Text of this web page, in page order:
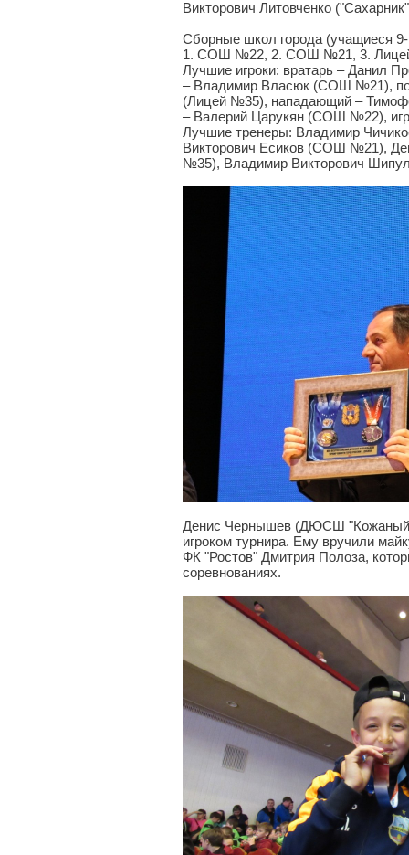
Викторович Литовченко
Сборные школ города (учащиеся
1. СОШ №22, 2. СОШ №21, 3.
Лучшие игроки: вратарь – Данил
– Владимир Власюк (СОШ №21),
(Лицей №35), нападающий –
– Валерий Царукян (СОШ №22),
Лучшие тренеры: Владимир
Викторович Есиков (СОШ №21),
№35), Владимир Викторович
Денис Чернышев (ДЮСШ "Кожаный
игроком турнира. Ему вручили
ФК "Ростов" Дмитрия Полоза,
соревнованиях.